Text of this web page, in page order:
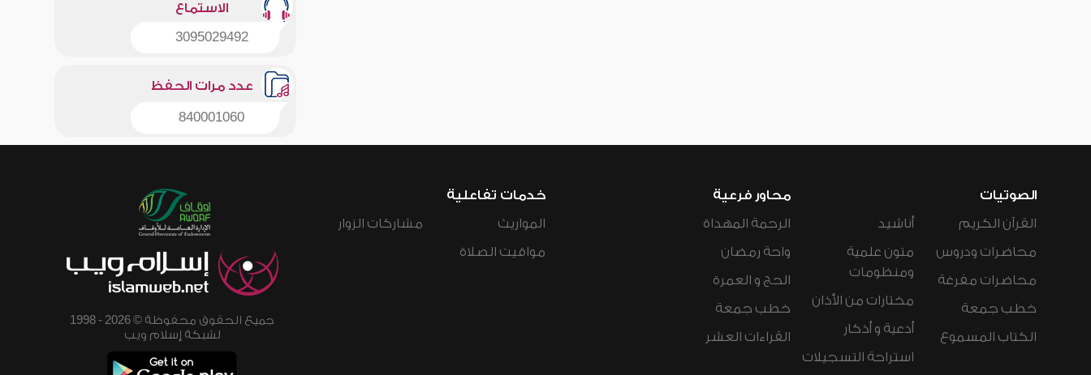
الاستماع
3095029492
عدد مرات الحفظ
840001060
الصوتيات
القرآن الكريم
محاضرات ودروس
محاضرات مفرغة
خطب جمعة
الكتاب المسموع
أناشيد
متون علمية
ومنظومات
مختارات من الأذان
أدعية و أذكار
استراحة التسجيلات
محاور فرعية
الرحمة المهداة
واحة رمضان
الحج و العمرة
خطب جمعة
القراءات العشر
خدمات تفاعلية
المواريث
مواقيت الصلاة
مشاركات الزوار
جميع الحقوق محفوظة © 2026 - 1998
لشبكة إسلام ويب